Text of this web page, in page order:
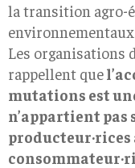
la transition agro-
Les organisations
rappellent que
mutations est
n’appartient pas
producteur·rices